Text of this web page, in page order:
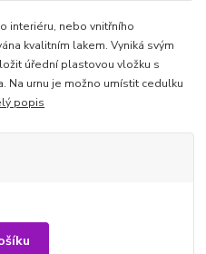
interiéru, nebo vnitřního
kvalitním lakem. Vyniká svým
úřední plastovou vložku s
Na urnu je možno umístit cedulku
popis